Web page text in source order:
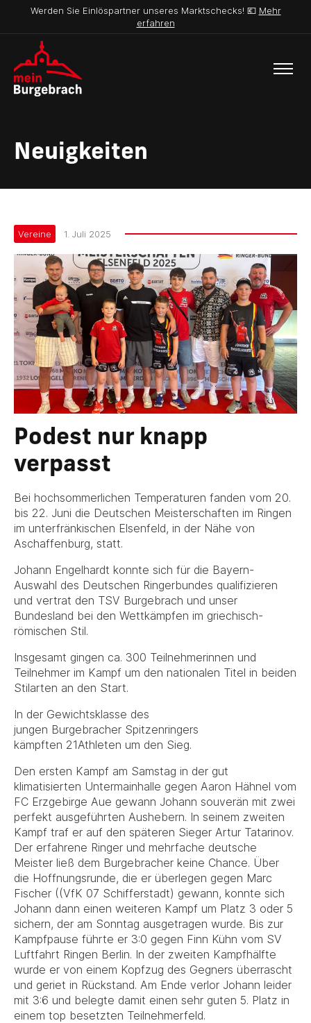
Werden Sie Einlöspartner unseres Marktschecks! 💶 Mehr
erfahren
Neuigkeiten
Vereine 1. Juli 2025
Podest nur knapp
verpasst
Bei hochsommerlichen Temperaturen fanden vom 20.
bis 22. Juni die Deutschen Meisterschaften im Ringen
im unterfränkischen Elsenfeld, in der Nähe von
Aschaffenburg, statt.
Johann Engelhardt konnte sich für die Bayern-
Auswahl des Deutschen Ringerbundes qualifizieren
und vertrat den TSV Burgebrach und unser
Bundesland bei den Wettkämpfen im griechisch-
römischen Stil.
Insgesamt gingen ca. 300 Teilnehmerinnen und
Teilnehmer im Kampf um den nationalen Titel in beiden
Stilarten an den Start.
In der Gewichtsklasse des
jungen Burgebracher Spitzenringers
kämpften 21Athleten um den Sieg.
Den ersten Kampf am Samstag in der gut
klimatisierten Untermainhalle gegen Aaron Hähnel vom
FC Erzgebirge Aue gewann Johann souverän mit zwei
perfekt ausgeführten Aushebern. In seinem zweiten
Kampf traf er auf den späteren Sieger Artur Tatarinov.
Der erfahrene Ringer und mehrfache deutsche
Meister ließ dem Burgebracher keine Chance. Über
die Hoffnungsrunde, die er überlegen gegen Marc
Fischer ((VfK 07 Schifferstadt) gewann, konnte sich
Johann dann einen weiteren Kampf um Platz 3 oder 5
sichern, der am Sonntag ausgetragen wurde. Bis zur
Kampfpause führte er 3:0 gegen Finn Kühn vom SV
Luftfahrt Ringen Berlin. In der zweiten Kampfhälfte
wurde er von einem Kopfzug des Gegners überrascht
und geriet in Rückstand. Am Ende verlor Johann leider
mit 3:6 und belegte damit einen sehr guten 5. Platz in
einem top besetzten Teilnehmerfeld.